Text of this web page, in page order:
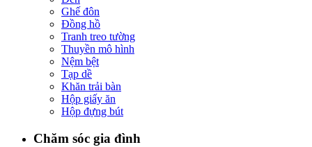
Ghế đôn
Đồng hồ
Tranh treo tường
Thuyền mô hình
Nệm bệt
Tạp dề
Khăn trải bàn
Hộp giấy ăn
Hộp đựng bút
Chăm sóc gia đình